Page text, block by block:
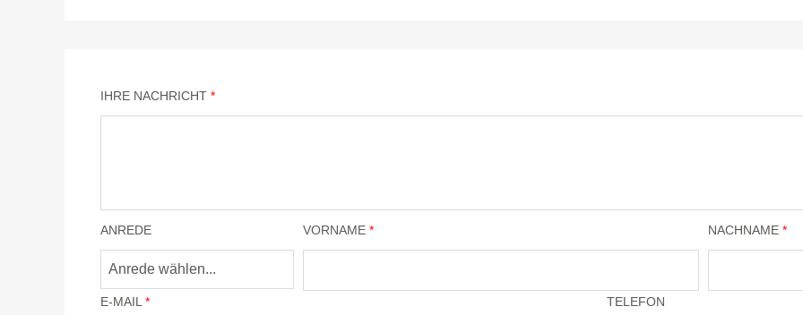
IHRE NACHRICHT *
ANREDE VORNAME * NACHNAME *
E-MAIL * TELEFON